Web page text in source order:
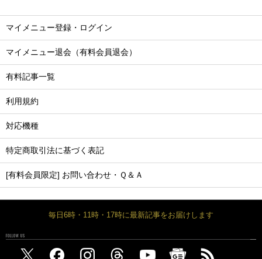
マイメニュー登録・ログイン
マイメニュー退会（有料会員退会）
有料記事一覧
利用規約
対応機種
特定商取引法に基づく表記
[有料会員限定] お問い合わせ・Ｑ＆Ａ
毎日6時・11時・17時に最新記事をお届けします
FOLLOW US